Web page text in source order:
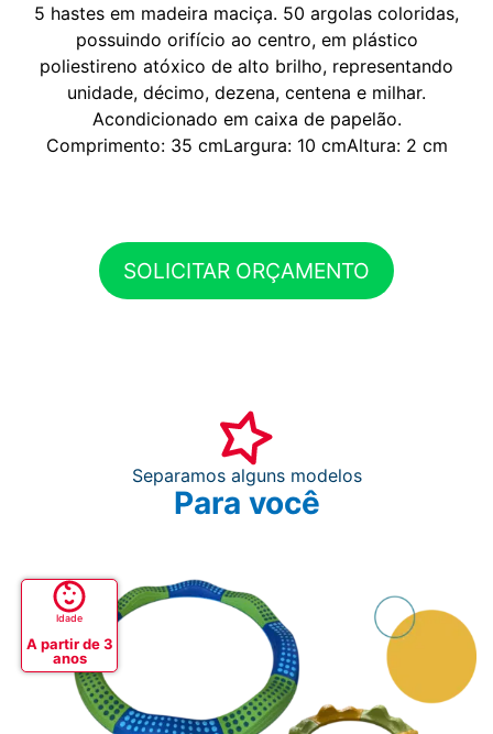
5 hastes em madeira maciça. 50 argolas coloridas,
possuindo orifício ao centro, em plástico
poliestireno atóxico de alto brilho, representando
unidade, décimo, dezena, centena e milhar.
Acondicionado em caixa de papelão.
Comprimento: 35 cmLargura: 10 cmAltura: 2 cm
SOLICITAR ORÇAMENTO
Separamos alguns modelos
Para você
Idade
A partir de 3
anos